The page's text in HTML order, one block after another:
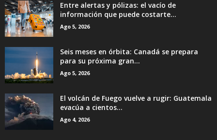
Entre alertas y pólizas: el vacío de
información que puede costarte...
Ago 5, 2026
Seis meses en órbita: Canadá se prepara
para su próxima gran...
Ago 5, 2026
El volcán de Fuego vuelve a rugir: Guatemala
evacúa a cientos...
Ago 4, 2026